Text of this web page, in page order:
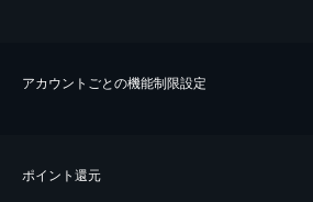
アカウントごとの機能制限設定
ポイント還元